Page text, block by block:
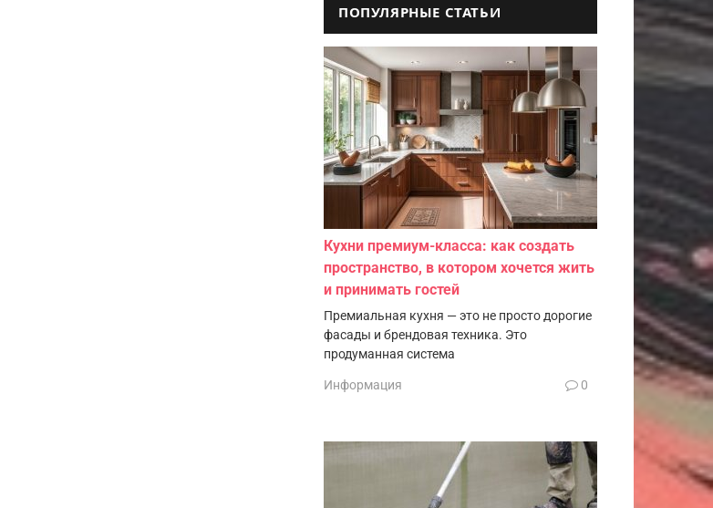
ПОПУЛЯРНЫЕ СТАТЬИ
Кухни премиум-класса: как создать
пространство, в котором хочется жить
и принимать гостей
Премиальная кухня — это не просто дорогие
фасады и брендовая техника. Это
продуманная система
Информация 0